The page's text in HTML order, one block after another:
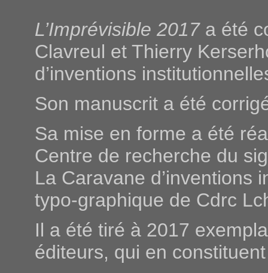
L’Imprévisible 2017a été
Clavreul et Thierry
d’inventions
Son manuscrit a été
Sa mise en forme a été
Centre de recherche du
La Caravane d’inventions
typo-graphique de Cdrc
Il a été tiré à 2017
éditeurs, qui en